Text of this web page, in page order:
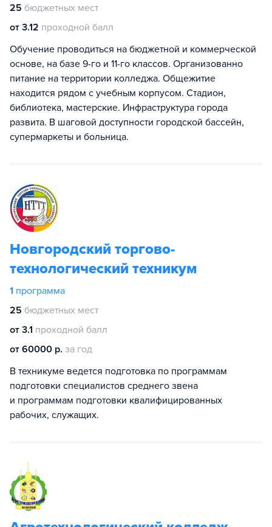
25 бюджетных мест
от 3.12 проходной балл
Обучение проводиться на бюджетной и коммерческой
основе, на базе 9-го и 11-го классов. Организованно
питание на территории колледжа. Общежитие
находится рядом с учебным корпусом. Стадион,
библиотека, мастерские. Инфраструктура города
развита. В шаговой доступности городской бассейн,
супермаркеты и больница.
Новгородский торгово-
технологический техникум
1 программа
25 бюджетных мест
от 3.1 проходной балл
от 60000 р. за год
В техникуме ведется подготовка по программам
подготовки специалистов среднего звена
и программам подготовки квалифицированных
рабочих, служащих.